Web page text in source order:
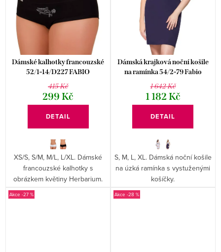
Dámské kalhotky francouzské
52/1-14/D227 FABIO
415 Kč
299 Kč
DETAIL
XS/S, S/M, M/L, L/XL. Dámské
francouzské kalhotky s
obrázkem květiny Herbarium.
Dámská krajková noční košile
na ramínka 54/2-79 Fabio
1 642 Kč
1 182 Kč
DETAIL
S, M, L, XL. Dámská noční košile
na úzká ramínka s vystuženými
košíčky.
-27 % -28 %